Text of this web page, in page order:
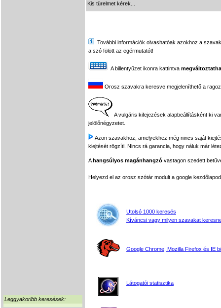
Leggyakoribb keresések:
Kis türelmet kérek...
További információk olvashatóak azokhoz a
a szó fölött az egérmutatót!
A billentyűzet ikonra kattintva
Orosz szavakra keresve megjeleníthető a
A vulgáris kifejezések alapbeállításként ki
jelölőnégyzetet.
Azon szavakhoz, amelyekhez még nincs saját
kiejtését rögzíti. Nincs rá garancia, hogy náluk már
Ahangsúlyos magánhangzó vastagon szedett
Helyezd el az orosz szótár modult a google
Utolsó 1000 keresés
Kíváncsi vagy milyen szavakat
Google Chrome, Mozilla Firefox és IE
Látogatói statisztika